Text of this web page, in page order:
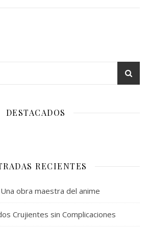
DESTACADOS
RECIENTES
obra maestra del anime
Crujientes sin Complicaciones